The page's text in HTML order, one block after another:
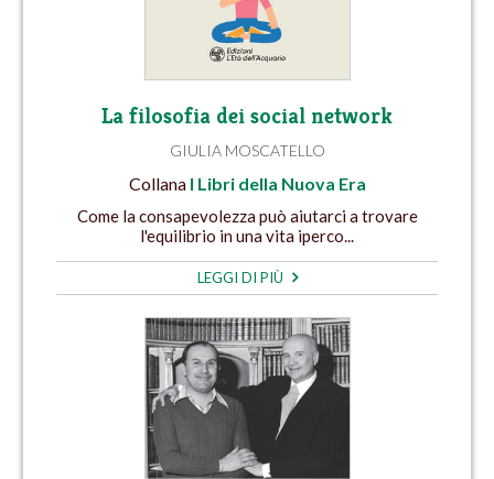
La filosofia dei social network
GIULIA MOSCATELLO
Collana I Libri della Nuova Era
Come la consapevolezza può aiutarci a trovare
l'equilibrio in una vita iperco...
LEGGI DI PIÙ